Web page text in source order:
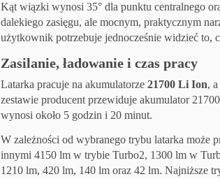
Kąt wiązki wynosi 35° dla punktu centralnego
dalekiego zasięgu, ale mocnym, praktycznym
użytkownik potrzebuje jednocześnie widzieć to,
Zasilanie, ładowanie i czas pracy
Latarka pracuje na akumulatorze 21700 Li Ion,
zestawie producent przewiduje akumulator
wynosi około 5 godzin i 20 minut.
W zależności od wybranego trybu latarka może
innymi 4150 lm w trybie Turbo2, 1300 lm w
1210 lm, 420 lm, 140 lm oraz 42 lm. Najniższe